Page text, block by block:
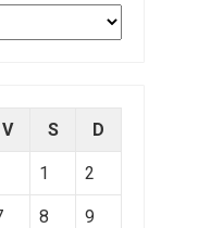
V S D
1 2
8 9